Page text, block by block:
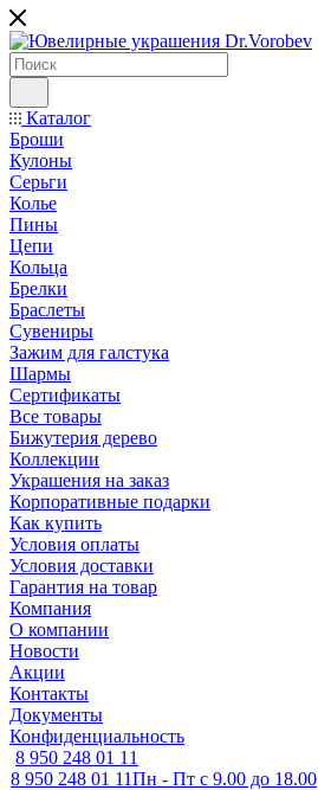
Каталог
Броши
Кулоны
Серьги
Колье
Пины
Цепи
Кольца
Брелки
Браслеты
Сувениры
Зажим для галстука
Шармы
Сертификаты
Все товары
Бижутерия дерево
Коллекции
Украшения на заказ
Корпоративные подарки
Как купить
Условия оплаты
Условия доставки
Гарантия на товар
Компания
О компании
Новости
Акции
Контакты
Документы
Конфиденциальность
8 950 248 01 11
8 950 248 01 11Пн - Пт с 9.00 до 18.00